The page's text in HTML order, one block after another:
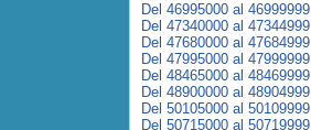
Del 46995000 al 46999999
Del 47340000 al 47344999
Del 47680000 al 47684999
Del 47995000 al 47999999
Del 48465000 al 48469999
Del 48900000 al 48904999
Del 50105000 al 50109999
Del 50715000 al 50719999